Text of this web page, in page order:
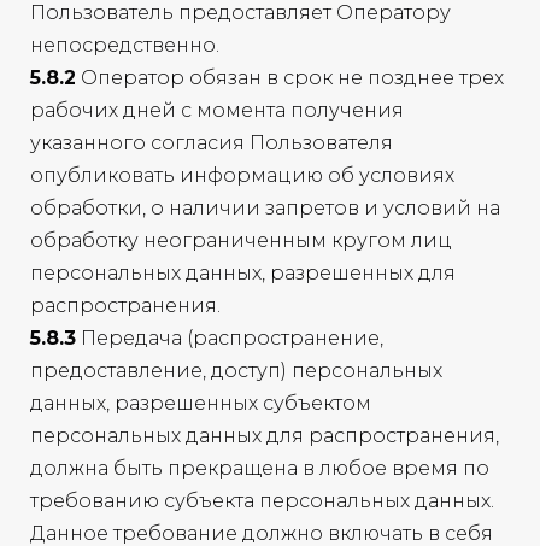
Пользователь предоставляет Оператору
непосредственно.
5.8.2 Оператор обязан в срок не позднее трех
рабочих дней с момента получения
указанного согласия Пользователя
опубликовать информацию об условиях
обработки, о наличии запретов и условий на
обработку неограниченным кругом лиц
персональных данных, разрешенных для
распространения.
5.8.3 Передача (распространение,
предоставление, доступ) персональных
данных, разрешенных субъектом
персональных данных для распространения,
должна быть прекращена в любое время по
требованию субъекта персональных данных.
Данное требование должно включать в себя